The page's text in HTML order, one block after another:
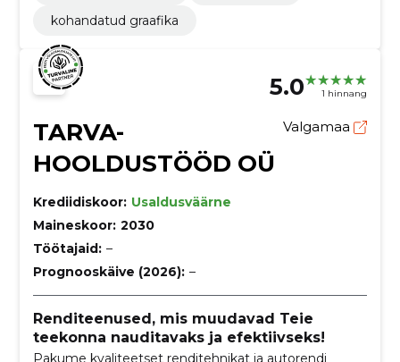
kohandatud graafika
5.0 1 hinnang
TARVA-
HOOLDUSTÖÖD OÜ
Valgamaa
Krediidiskoor: Usaldusväärne
Maineskoor: 2030
Töötajaid: –
Prognooskäive (2026): –
Renditeenused, mis muudavad Teie
teekonna nauditavaks ja efektiivseks!
Pakume kvaliteetset renditehnikat ja autorendi